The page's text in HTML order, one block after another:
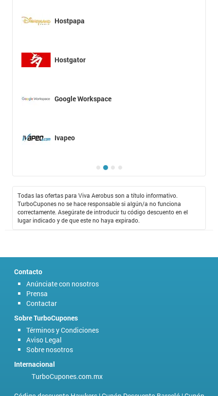
Hostpapa
Hostgator
Google Workspace
Ivapeo
Todas las ofertas para Viva Aerobus son a título informativo.
TurboCupones no se hace responsable si algún/a no funciona
correctamente. Asegúrate de introducir tu código descuento en el
lugar indicado y de que este no haya expirado.
Contacto
Anúnciate con nosotros
Prensa
Contactar
Sobre TurboCupones
Términos y Condiciones
Aviso Legal
Sobre nosotros
Internacional
TurboCupones.com.mx